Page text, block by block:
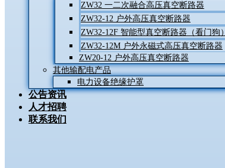
ZW32 一二次融合高压真空断路器
ZW32-12 户外高压真空断路器
ZW32-12F 智能型真空断路器（看门狗）
ZW32-12M 户外永磁式高压真空断路器
ZW20-12 户外高压真空断路器
其他输配电产品
电力设备绝缘护罩
公告资讯
人才招聘
联系我们